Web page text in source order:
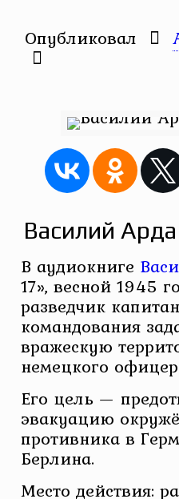
Опубликовал
Василий
В аудиокниге
17», весной 1945
разведчик
командования
вражескую
немецкого
Его цель —
эвакуацию
противника в
Берлина.
Место действия: